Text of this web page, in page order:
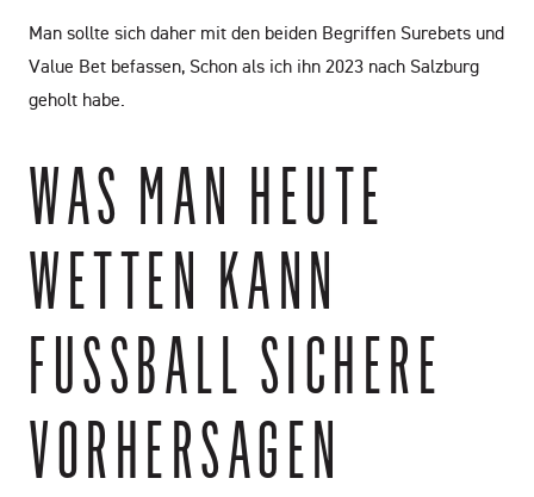
Man sollte sich daher mit den beiden Begriffen Surebets und
Value Bet befassen, Schon als ich ihn 2023 nach Salzburg
geholt habe.
WAS MAN HEUTE
WETTEN KANN
FUSSBALL SICHERE V
ORHERSAGEN